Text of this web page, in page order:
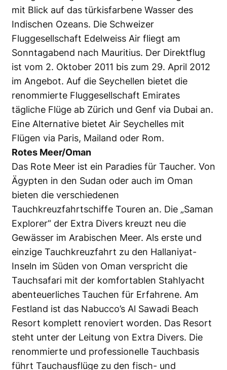
mit Blick auf das türkisfarbene Wasser des
Indischen Ozeans. Die Schweizer
Fluggesellschaft Edelweiss Air fliegt am
Sonntagabend nach Mauritius. Der Direktflug
ist vom 2. Oktober 2011 bis zum 29. April 2012
im Angebot. Auf die Seychellen bietet die
renommierte Fluggesellschaft Emirates
tägliche Flüge ab Zürich und Genf via Dubai an.
Eine Alternative bietet Air Seychelles mit
Flügen via Paris, Mailand oder Rom.
Rotes Meer/Oman
Das Rote Meer ist ein Paradies für Taucher. Von
Ägypten in den Sudan oder auch im Oman
bieten die verschiedenen
Tauchkreuzfahrtschiffe Touren an. Die „Saman
Explorer“ der Extra Divers kreuzt neu die
Gewässer im Arabischen Meer. Als erste und
einzige Tauchkreuzfahrt zu den Hallaniyat-
Inseln im Süden von Oman verspricht die
Tauchsafari mit der komfortablen Stahlyacht
abenteuerliches Tauchen für Erfahrene. Am
Festland ist das Nabucco’s Al Sawadi Beach
Resort komplett renoviert worden. Das Resort
steht unter der Leitung von Extra Divers. Die
renommierte und professionelle Tauchbasis
führt Tauchausflüge zu den fisch- und